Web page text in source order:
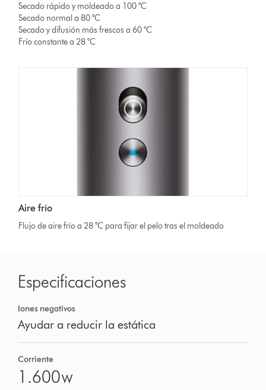
Secado rápido y moldeado a 100 °C
Secado normal a 80 °C
Secado y difusión más frescos a 60 °C
Frío constante a 28 °C
Aire frío
Flujo de aire frío a 28 °C para fijar el pelo tras el moldeado
Especificaciones
Iones negativos
Ayudar a reducir la estática
Corriente
1.600W